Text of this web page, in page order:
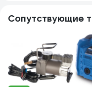
Сопутствующие